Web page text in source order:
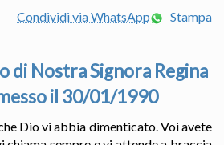
Condividi via WhatsApp
Stampa
di Nostra Signora Regina
il 30/01/1990
Dio vi abbia dimenticato. Voi avete